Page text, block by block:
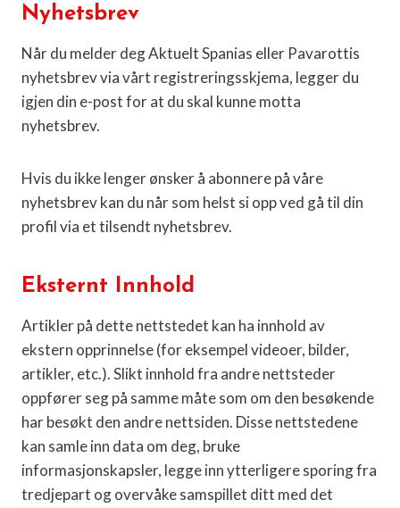
Nyhetsbrev
Når du melder deg Aktuelt Spanias eller Pavarottis
nyhetsbrev via vårt registreringsskjema, legger du
igjen din e-post for at du skal kunne motta
nyhetsbrev.
Hvis du ikke lenger ønsker å abonnere på våre
nyhetsbrev kan du når som helst si opp ved gå til din
profil via et tilsendt nyhetsbrev.
Eksternt Innhold
Artikler på dette nettstedet kan ha innhold av
ekstern opprinnelse (for eksempel videoer, bilder,
artikler, etc.). Slikt innhold fra andre nettsteder
oppfører seg på samme måte som om den besøkende
har besøkt den andre nettsiden. Disse nettstedene
kan samle inn data om deg, bruke
informasjonskapsler, legge inn ytterligere sporing fra
tredjepart og overvåke samspillet ditt med det